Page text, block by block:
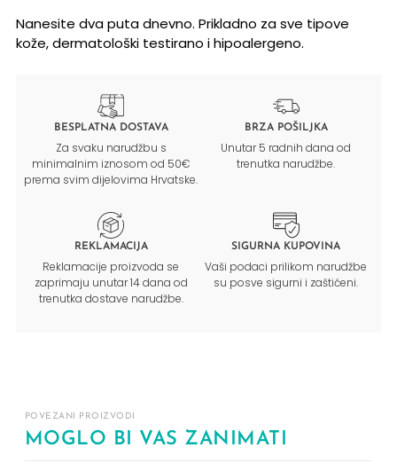
Nanesite dva puta dnevno. Prikladno za sve tipove
kože, dermatološki testirano i hipoalergeno.
BESPLATNA DOSTAVA
Za svaku narudžbu s
minimalnim iznosom od 50€
prema svim dijelovima Hrvatske.
BRZA POŠILJKA
Unutar 5 radnih dana od
trenutka narudžbe.
REKLAMACIJA
Reklamacije proizvoda se
zaprimaju unutar 14 dana od
trenutka dostave narudžbe.
SIGURNA KUPOVINA
Vaši podaci prilikom narudžbe
su posve sigurni i zaštićeni.
POVEZANI PROIZVODI
MOGLO BI VAS ZANIMATI